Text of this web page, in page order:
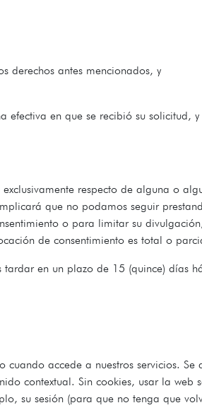
derechos antes mencionados, y
efectiva en que se recibió su solicitud, y
respecto de alguna o
que no podamos seguir
o para limitar su
de consentimiento es total o
en un plazo de 15 (quince) días
cuando accede a nuestros servicios. Se
contextual. Sin cookies, usar la web
su sesión (para que no tenga que